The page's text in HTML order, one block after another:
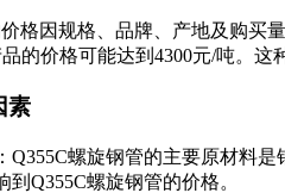
格因规格、品牌、产地及购买
的价格可能达到4300元/吨。
素
Q355C螺旋钢管的主要原材料
到Q355C螺旋钢管的价格。